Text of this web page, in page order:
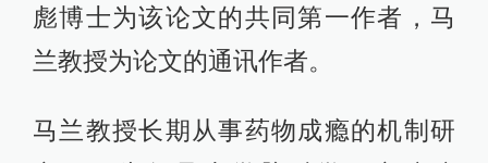
彪博士为该论文的共同第一作者，马
兰教授为论文的通讯作者。
马兰教授长期从事药物成瘾的机制研